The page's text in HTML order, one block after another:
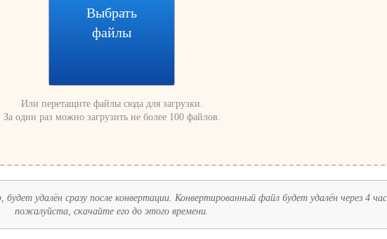
Выбрать
файлы
Или перетащите файлы сюда для загрузки.
За один раз можно загрузить не более 100 файлов.
удалён сразу после конвертации. Конвертированный файл будет удалён через 4
пожалуйста, скачайте его до этого времени.